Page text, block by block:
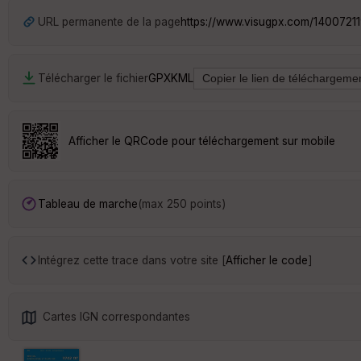
URL permanente de la pagehttps://www.visugpx.com/
Télécharger le fichierGPXKML
Afficher le QRCode pour téléchargement sur mobile
Tableau de marche(max 250 points)
Intégrez cette trace dans votre site [Afficher le code]
Cartes IGN correspondantes